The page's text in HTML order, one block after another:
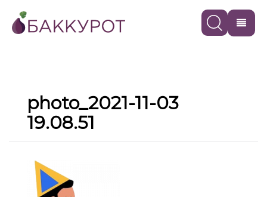
photo_2021-11-03
19.08.51